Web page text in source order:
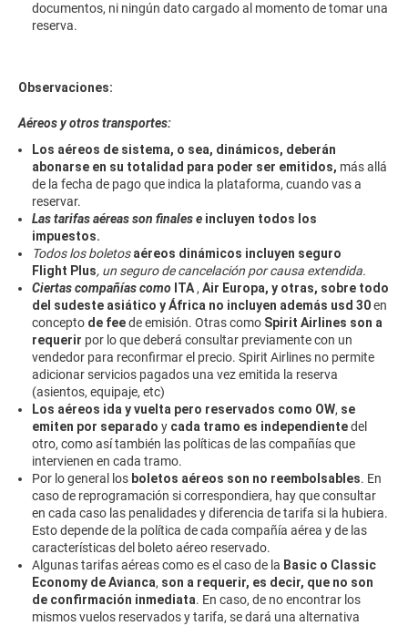
documentos, ni ningún dato cargado al momento de tomar una
reserva.
Observaciones:
Aéreos y otros transportes:
Los aéreos de sistema, o sea, dinámicos, deberán
abonarse en su totalidad para poder ser emitidos, más allá
de la fecha de pago que indica la plataforma, cuando vas a
reservar.
Las tarifas aéreas son finales e incluyen todos los
impuestos.
Todos los boletosaéreos dinámicos incluyen seguro
Flight Plus, un seguro de cancelación por causa extendida.
Ciertas compañías como ITA , Air Europa, y otras, sobre todo
del sudeste asiático y África no incluyen además usd 30en
concepto de feede emisión. Otras como Spirit Airlines son a
requerir por lo que deberá consultar previamente con un
vendedor para reconfirmar el precio. Spirit Airlines no permite
adicionar servicios pagados una vez emitida la reserva
(asientos, equipaje, etc)
Los aéreos ida y vuelta pero reservados como OW, se
emiten por separado y cada tramo es independientedel
otro, como así también las políticas de las compañías que
intervienen en cada tramo.
Por lo general los boletos aéreos son no reembolsables. En
caso de reprogramación si correspondiera, hay que consultar
en cada caso las penalidades y diferencia de tarifa si la hubiera.
Esto depende de la política de cada compañía aérea y de las
características del boleto aéreo reservado.
Algunas tarifas aéreas como es el caso de la Basic o Classic
Economy de Avianca, son a requerir, es decir, que no son
de confirmación inmediata. En caso, de no encontrar los
mismos vuelos reservados y tarifa, se dará una alternativa